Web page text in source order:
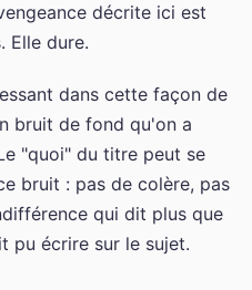
décrite ici est
Elle dure.
dans cette façon de
bruit de fond qu'on a
"quoi" du titre peut se
bruit : pas de colère, pas
qui dit plus que
pu écrire sur le sujet.